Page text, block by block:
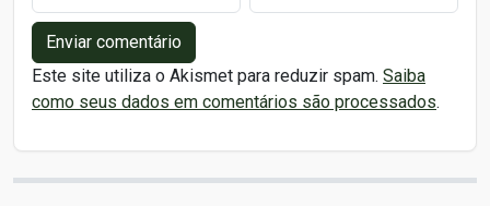
Enviar comentário
Este site utiliza o Akismet para reduzir spam. Saiba
como seus dados em comentários são processados.